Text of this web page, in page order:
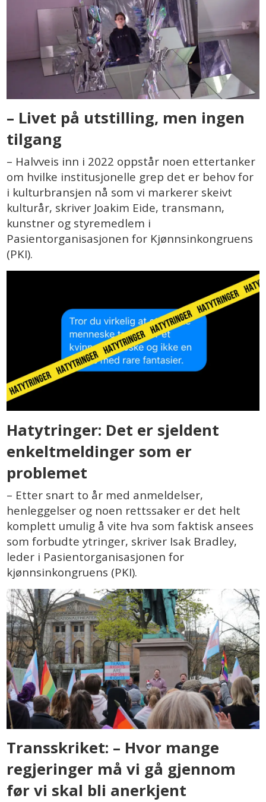
– Livet på utstilling, men ingen
tilgang
– Halvveis inn i 2022 oppstår noen ettertanker
om hvilke institusjonelle grep det er behov for
i kulturbransjen nå som vi markerer skeivt
kulturår, skriver Joakim Eide, transmann,
kunstner og styremedlem i
Pasientorganisasjonen for Kjønnsinkongruens
(PKI).
Hatytringer: Det er sjeldent
enkeltmeldinger som er
problemet
– Etter snart to år med anmeldelser,
henleggelser og noen rettssaker er det helt
komplett umulig å vite hva som faktisk ansees
som forbudte ytringer, skriver Isak Bradley,
leder i Pasientorganisasjonen for
kjønnsinkongruens (PKI).
Transskriket: – Hvor mange
regjeringer må vi gå gjennom
før vi skal bli anerkjent